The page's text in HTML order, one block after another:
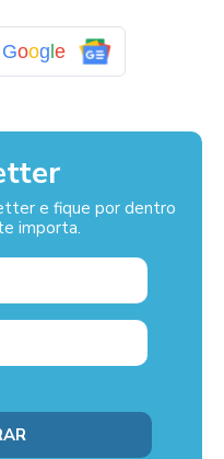
Google
e fique por dentro
importa.